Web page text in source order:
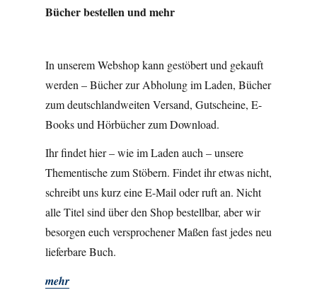
Bücher bestellen und mehr
In unserem Webshop kann gestöbert und gekauft
werden – Bücher zur Abholung im Laden, Bücher
zum deutschlandweiten Versand, Gutscheine, E-
Books und Hörbücher zum Download.
Ihr findet hier – wie im Laden auch – unsere
Thementische zum Stöbern. Findet ihr etwas nicht,
schreibt uns kurz eine E-Mail oder ruft an. Nicht
alle Titel sind über den Shop bestellbar, aber wir
besorgen euch versprochener Maßen fast jedes neu
lieferbare Buch.
mehr